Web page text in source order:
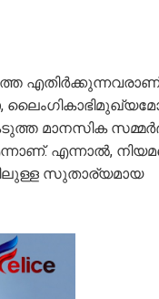
മാനസിക
എന്നാൽ,
സുതാര്യമായ